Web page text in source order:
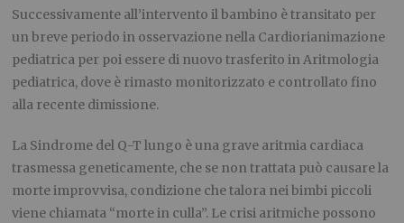
Successivamente all’intervento il bambino è transitato per
un breve periodo in osservazione nella Cardiorianimazione
pediatrica per poi essere di nuovo trasferito in Aritmologia
pediatrica, dove è rimasto monitorizzato e controllato fino
alla recente dimissione.
La Sindrome del Q-T lungo è una grave aritmia cardiaca
trasmessa geneticamente, che se non trattata può causare la
morte improvvisa, condizione che talora nei bimbi piccoli
viene chiamata “morte in culla”. Le crisi aritmiche possono